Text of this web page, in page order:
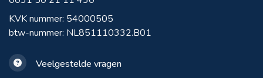
KVK nummer: 54000505
btw-nummer: NL851110332.B01
Veelgestelde vragen